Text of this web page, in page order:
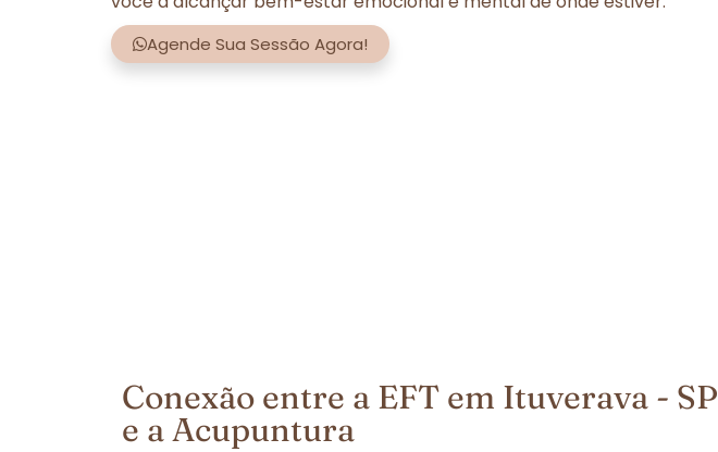
Agende Sua Sessão Agora!
Conexão entre a EFT em Ituverava - SP
e a Acupuntura